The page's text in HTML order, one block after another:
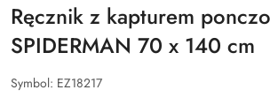
Ręcznik z kapturem
SPIDERMAN 70 x 140 cm
Symbol: EZ18217